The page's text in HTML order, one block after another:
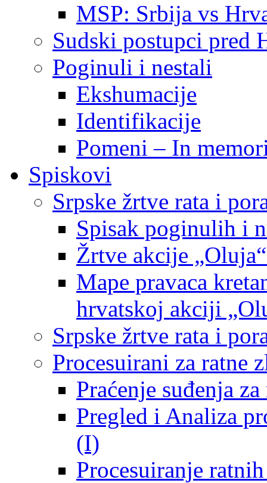
MSP: Srbija vs
Sudski postupci pred
Poginuli i nestali
Ekshumacije
Identifikacije
Pomeni – In
Spiskovi
Srpske žrtve rata i
Spisak poginulih i
Žrtve akcije
Mape pravaca
hrvatskoj akciji
Srpske žrtve rata i
Procesuirani za ratne
Praćenje suđenja
Pregled i Analiza
(I)
Procesuiranje